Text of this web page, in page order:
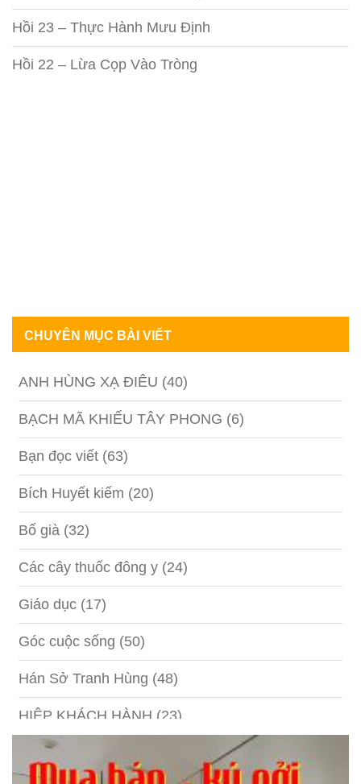
Hồi 23 – Thực Hành Mưu Định
Hồi 22 – Lừa Cọp Vào Tròng
CHUYÊN MỤC BÀI VIẾT
ANH HÙNG XẠ ĐIÊU (40)
BẠCH MÃ KHIẾU TÂY PHONG (6)
Bạn đọc viết (63)
Bích Huyết kiếm (20)
Bố già (32)
Các cây thuốc đông y (24)
Giáo dục (17)
Góc cuộc sống (50)
Hán Sở Tranh Hùng (48)
HIỆP KHÁCH HÀNH (23)
Hồng lâu mộng